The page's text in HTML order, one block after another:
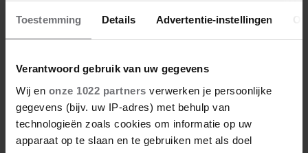
Toestemming Details Advertentie-instellingen
Verantwoord gebruik van uw gegevens
Wij en onze 1022 partners verwerken je persoonlijke
gegevens (bijv. uw IP-adres) met behulp van
technologieën zoals cookies om informatie op uw
apparaat op te slaan en te gebruiken met als doel